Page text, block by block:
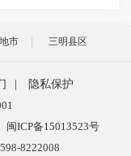
市 三明县区
隐私保护
闽ICP备15013523号
8222008